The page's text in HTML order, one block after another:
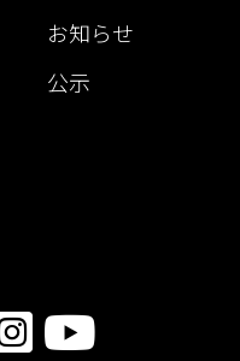
お知らせ
公示